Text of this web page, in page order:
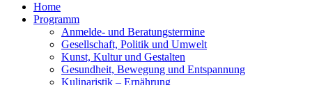
Home
Programm
Anmelde- und Beratungstermine
Gesellschaft, Politik und Umwelt
Kunst, Kultur und Gestalten
Gesundheit, Bewegung und Entspannung
Kulinaristik – Ernährung